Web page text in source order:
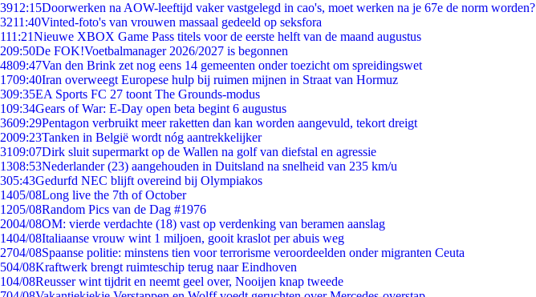
3912:15Doorwerken na AOW-leeftijd vaker vastgelegd in cao's, moet werken na je 67e de norm worden?
3211:40Vinted-foto's van vrouwen massaal gedeeld op seksfora
111:21Nieuwe XBOX Game Pass titels voor de eerste helft van de maand augustus
209:50De FOK!Voetbalmanager 2026/2027 is begonnen
4809:47Van den Brink zet nog eens 14 gemeenten onder toezicht om spreidingswet
1709:40Iran overweegt Europese hulp bij ruimen mijnen in Straat van Hormuz
309:35EA Sports FC 27 toont The Grounds-modus
109:34Gears of War: E-Day open beta begint 6 augustus
3609:29Pentagon verbruikt meer raketten dan kan worden aangevuld, tekort dreigt
2009:23Tanken in België wordt nóg aantrekkelijker
3109:07Dirk sluit supermarkt op de Wallen na golf van diefstal en agressie
1308:53Nederlander (23) aangehouden in Duitsland na snelheid van 235 km/u
305:43Gedurfd NEC blijft overeind bij Olympiakos
1405/08Long live the 7th of October
1205/08Random Pics van de Dag #1976
2004/08OM: vierde verdachte (18) vast op verdenking van beramen aanslag
1404/08Italiaanse vrouw wint 1 miljoen, gooit kraslot per abuis weg
2704/08Spaanse politie: minstens tien voor terrorisme veroordeelden onder migranten Ceuta
504/08Kraftwerk brengt ruimteschip terug naar Eindhoven
104/08Reusser wint tijdrit en neemt geel over, Nooijen knap tweede